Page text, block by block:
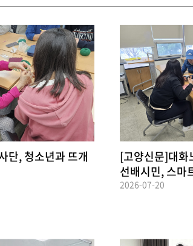
단, 청소년과 뜨개
[고양신문]대화
선배시민, 스마
2026-07-20